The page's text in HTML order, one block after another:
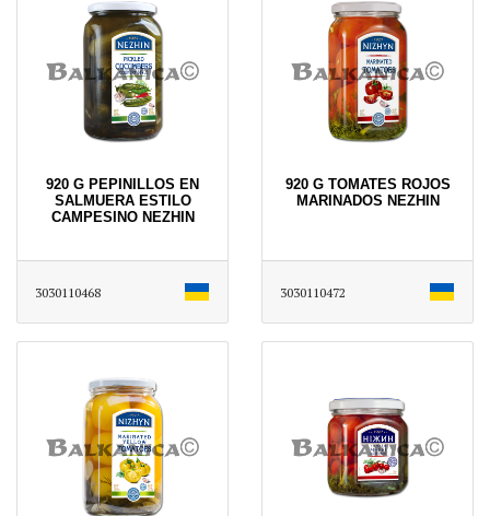
920 G PEPINILLOS EN
SALMUERA ESTILO
CAMPESINO NEZHIN
3030110468
920 G TOMATES ROJOS
MARINADOS NEZHIN
3030110472